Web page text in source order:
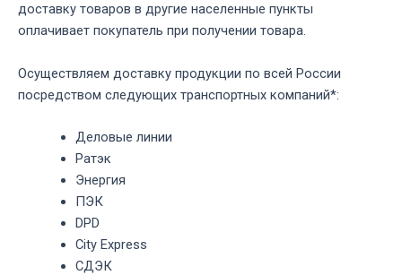
доставку товаров в другие населенные пункты
оплачивает покупатель при получении товара.
Осуществляем доставку продукции по всей России
посредством следующих транспортных компаний*:
Деловые линии
Ратэк
Энергия
ПЭК
DPD
City Express
СДЭК